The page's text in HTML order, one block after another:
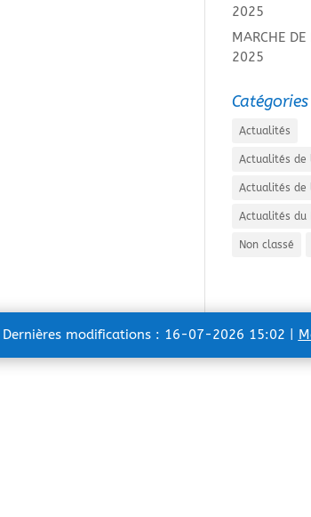
2025
MARCHE
2025
Catégories
Actualités
Actualités de
Actualités de
Actualités du
Non classé
| Dernières modifications : 16-07-2026 15:02 |